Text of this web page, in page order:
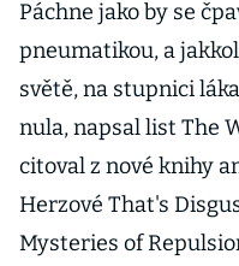
Páchne jako by se
pneumatikou, a
světě, na stupnici
nula, napsal list The
citoval z nové knihy
Herzové That's
Mysteries of